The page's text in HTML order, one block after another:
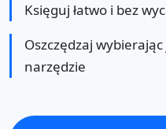
Księguj łatwo i bez
Oszczędzaj
narzędzie